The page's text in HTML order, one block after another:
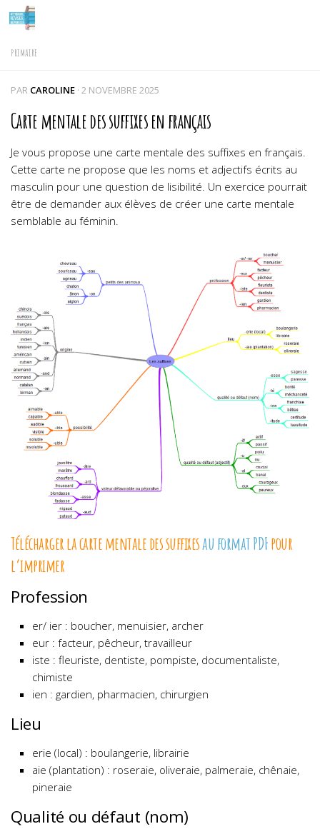
Skip to content
PRIMAIRE
PAR CAROLINE · 2 NOVEMBRE 2025
Carte mentale des suffixes en français
Je vous propose une carte mentale des suffixes en français.
Cette carte ne propose que les noms et adjectifs écrits au
masculin pour une question de lisibilité. Un exercice pourrait
être de demander aux élèves de créer une carte mentale
semblable au féminin.
Télécharger la carte mentale des suffixesau format PDFpour
l’imprimer
Profession
er/ ier : boucher, menuisier, archer
eur : facteur, pêcheur, travailleur
iste : fleuriste, dentiste, pompiste, documentaliste,
chimiste
ien : gardien, pharmacien, chirurgien
Lieu
erie (local) : boulangerie, librairie
aie (plantation) : roseraie, oliveraie, palmeraie, chênaie,
pineraie
Qualité ou défaut (nom)